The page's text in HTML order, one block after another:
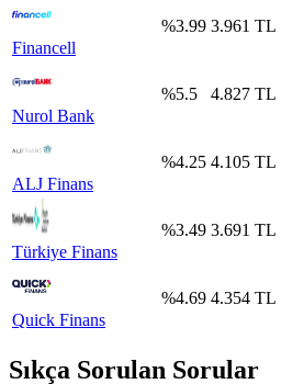
Financell
%3.99 3.961 TL
Nurol Bank
%5.5 4.827 TL
ALJ Finans
%4.25 4.105 TL
Türkiye Finans
%3.49 3.691 TL
Quick Finans
%4.69 4.354 TL
Sıkça Sorulan Sorular